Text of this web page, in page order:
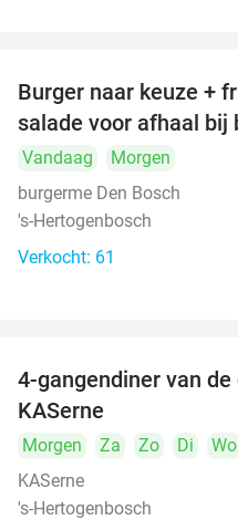
Burger naar keuze +
salade voor afhaal bij
Vandaag
Morgen
burgerme Den Bosch
's-Hertogenbosch
Verkocht: 61
4-gangendiner van
KASerne
Morgen Za Zo Di
Wo
KASerne
's-Hertogenbosch